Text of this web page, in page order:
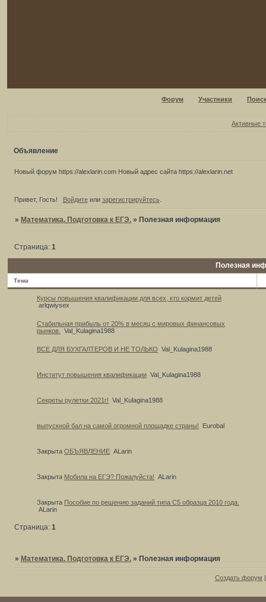
Форум Участники
Активные
Объявление
Новый форум https://alexlarin.com Новый адрес сайта https://alexlarin.net
Привет, Гость! Войдитеили зарегистрируйтесь.
»Математика. Подготовка к ЕГЭ. »Полезная информация
Полезная
Страница: 1
Тема
Курсы повышения квалификации для всех, кто кормит детей
arlqwiysex
Стабильная прибыль от 20% в месяц с мировых финансовых
рынков.
Val_Kulagina1988
ВСЕ ДЛЯ БУХГАЛТЕРОВ И НЕ ТОЛЬКО Val_Kulagina1988
Институт повышения квалификации Val_Kulagina1988
Секреты рулетки 2021г! Val_Kulagina1988
выпускной бал на самой огромной площадке страны! Eurobal
Закрыта ОБЪЯВЛЕНИЕ ALarin
Закрыта Мобила на ЕГЭ? Пожалуйста! ALarin
Закрыта Пособие по решению заданий типа С5 образца 2010 года.
ALarin
Страница:1
» Математика. Подготовка к ЕГЭ. » Полезная информация
Создать форум